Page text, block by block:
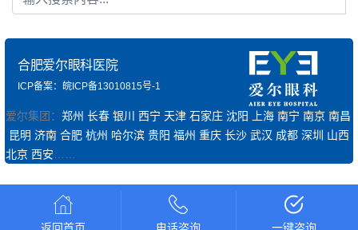
合肥爱尔眼科医院
ICP备案：皖ICP备13010815号-1
爱尔集团： 郑州 长春 银川 西宁 天津 石家庄 沈阳 上海 南宁 南京 南昌
昆明 济南 合肥 杭州 哈尔滨 贵阳 福州 重庆 长沙 武汉 成都 深圳 山西
北京 西安